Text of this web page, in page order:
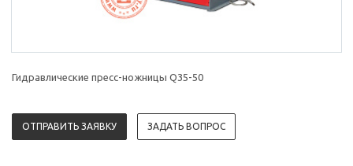
Гидравлические пресс-ножницы Q35-50
ОТПРАВИТЬ ЗАЯВКУ ЗАДАТЬ ВОПРОС